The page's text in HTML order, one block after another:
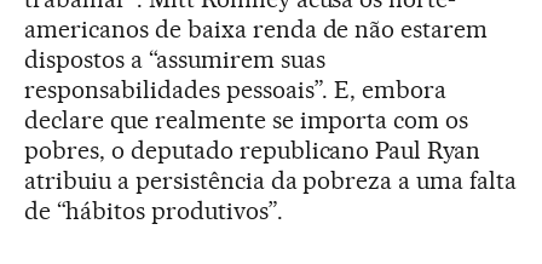
americanos de baixa renda de não estarem
dispostos a “assumirem suas
responsabilidades pessoais”. E, embora
declare que realmente se importa com os
pobres, o deputado republicano Paul Ryan
atribuiu a persistência da pobreza a uma falta
de “hábitos produtivos”.